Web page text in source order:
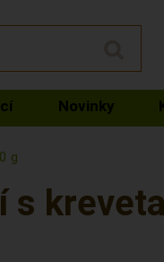
Novinky
g
s